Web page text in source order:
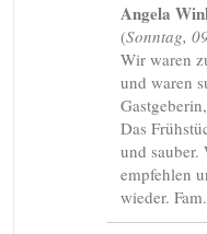
Angela
(Sonntag,
Wir waren
und waren
Das
und
empfehlen
wieder.